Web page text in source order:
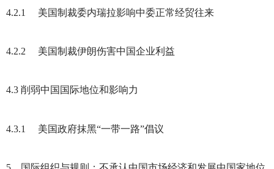
4.2.1 美国制裁委内瑞拉影响中委正常经贸往来
4.2.2 美国制裁伊朗伤害中国企业利益
4.3 削弱中国国际地位和影响力
4.3.1 美国政府抹黑“一带一路”倡议